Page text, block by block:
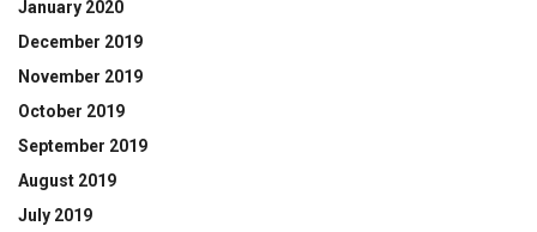
January 2020
December 2019
November 2019
October 2019
September 2019
August 2019
July 2019